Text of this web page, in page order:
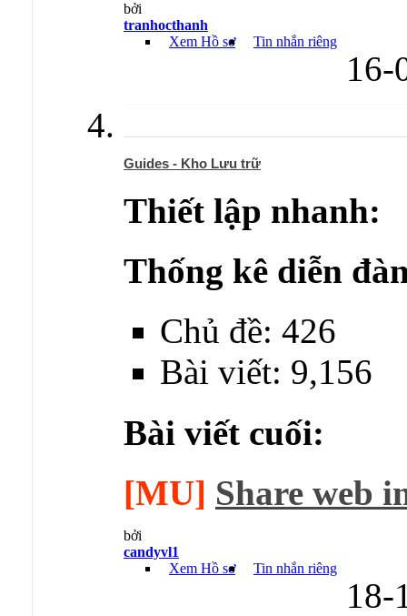
bởi
tranhocthanh
Xem Hồ sơ
Tin nhắn riêng
Guides - Kho Lưu trữ
Thiết lập nhanh:
Thống kê diễn
Chủ đề: 426
Bài viết: 9,156
Bài viết cuối:
[MU] Share web
bởi
candyvl1
Xem Hồ sơ
Tin nhắn riêng